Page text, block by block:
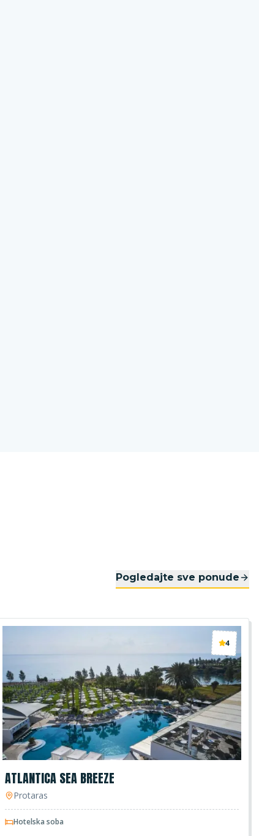
Pogledajte sve ponude
4
ATLANTICA SEA BREEZE
Protaras
Hotelska soba